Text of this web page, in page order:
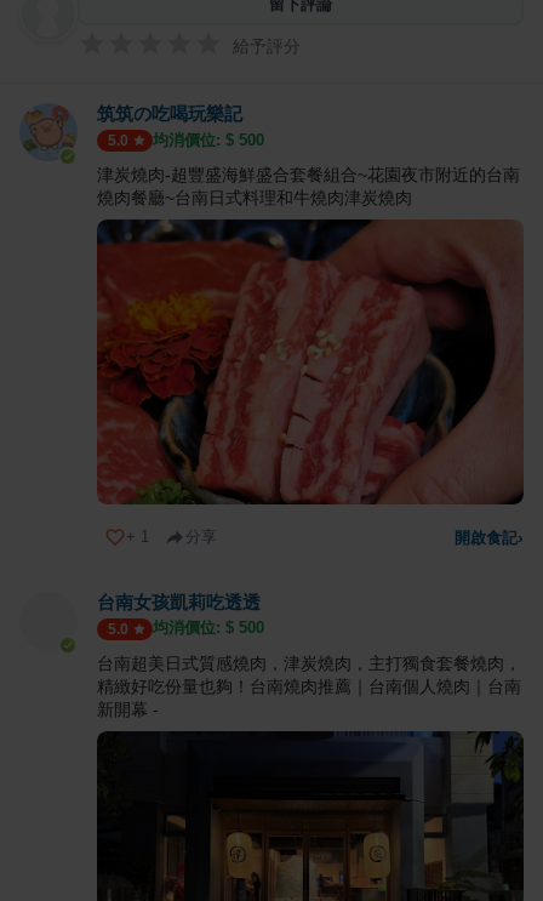
留下評論
給予評分
筑筑の吃喝玩樂記
5.0 均消價位: $ 500
津炭燒肉-超豐盛海鮮盛合套餐組合~花園夜市附近的台南
燒肉餐廳~台南日式料理和牛燒肉津炭燒肉
+ 1 分享 開啟食記›
台南女孩凱莉吃透透
5.0 均消價位: $ 500
台南超美日式質感燒肉，津炭燒肉，主打獨食套餐燒肉，
精緻好吃份量也夠！台南燒肉推薦｜台南個人燒肉｜台南
新開幕 -